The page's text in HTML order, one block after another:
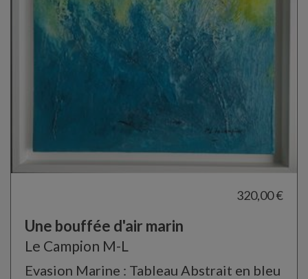
320,00 €
Une bouffée d'air marin
Le Campion M-L
Evasion Marine : Tableau Abstrait en bleu